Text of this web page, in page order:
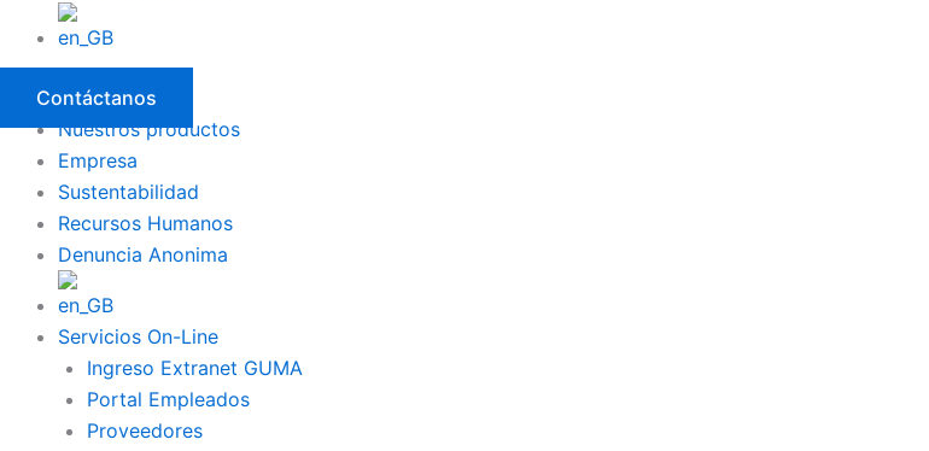
Contáctanos
Nuestros productos
Empresa
Sustentabilidad
Recursos Humanos
Denuncia Anonima
Servicios On-Line
Ingreso Extranet GUMA
Portal Empleados
Proveedores